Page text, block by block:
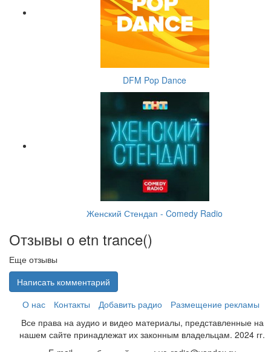
DFM Pop Dance
Женский Стендап - Comedy Radio
Отзывы о etn trance()
Еще отзывы
Написать комментарий
О нас
Контакты Добавить радио
Размещение рекламы
Все права на аудио и видео материалы, представленные на
нашем сайте принадлежат их законным владельцам. 2024 гг.